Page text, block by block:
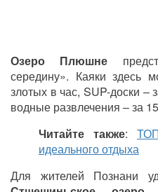
Озеро Плюшне
середину». Каяки здесь
злотых в час, SUP-доски –
водные развлечения –за
Читайте также:
идеального отдыха
Для жителей Познани